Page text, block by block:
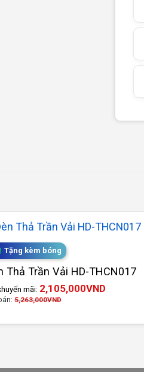
Tặng kèm bóng
Thả Trần Vải HD-THCN017
mãi: 2,105,000VND
5,263,000VND